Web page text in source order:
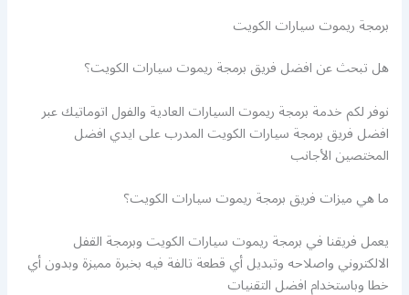
برمجة ريموت سيارات الكويت
هل تبحث عن افضل فريق برمجة ريموت سيارات الكويت؟
نوفر لكم خدمة برمجة ريموت السيارات العادية والفول اتوماتيك عبر
افضل فريق برمجة سيارات الكويت المدرب على ايدي افضل
المختصين الأجانب
ما هي ميزات فريق برمجة ريموت سيارات الكويت؟
يعمل فريقنا في برمجة ريموت سيارات الكويت وبرمجة القفل
الالكتروني واصلاحه وتبديل أي قطعة تالفة فيه بخبرة مميزة وبدون أي
خطا وباستخدام افضل التقنيات